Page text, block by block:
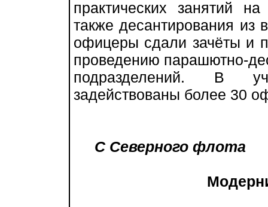
практических занятий
также десантирования из
офицеры сдали зачёты и
проведению парашютно-
подразделений. В
задействованы более 30
С Северного флота